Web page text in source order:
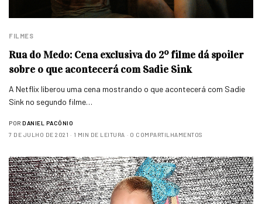
FILMES
Rua do Medo: Cena exclusiva do 2º filme dá spoiler
sobre o que acontecerá com Sadie Sink
A Netflix liberou uma cena mostrando o que acontecerá com Sadie
Sink no segundo filme…
POR DANIEL PACÔNIO
7 DE JULHO DE 2021
1 MIN DE LEITURA 0 COMPARTILHAMENTOS